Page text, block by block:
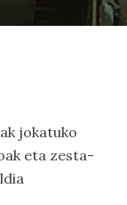
jokatuko
eta zesta-